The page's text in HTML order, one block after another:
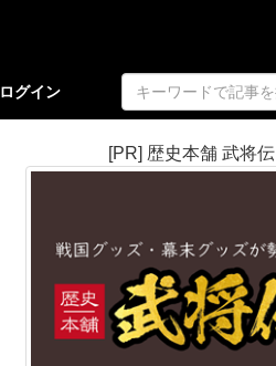
ログイン
[PR] 歴史本舗 武将伝